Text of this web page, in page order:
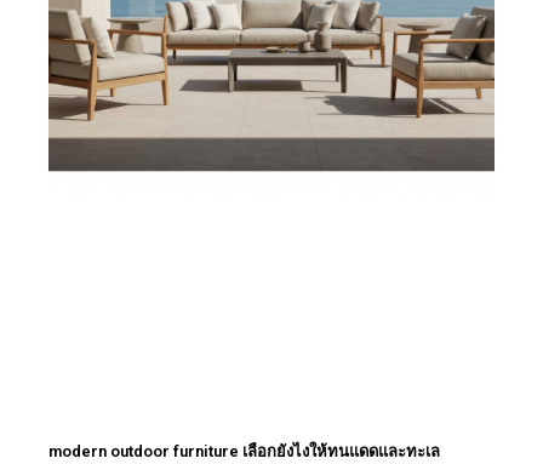
modern outdoor furniture เลือกยังไงให้ทนแดดและทะเล